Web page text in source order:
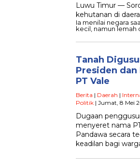
Luwu Timur —
kehutanan di
Ia menilai negara
kecil, namun lemah
Tanah
Presiden dan
PT Vale
Berita | Daerah |
Politik | Jumat, 8 Mei
Dugaan
menyeret nama
Pandawa secara
keadilan bagi